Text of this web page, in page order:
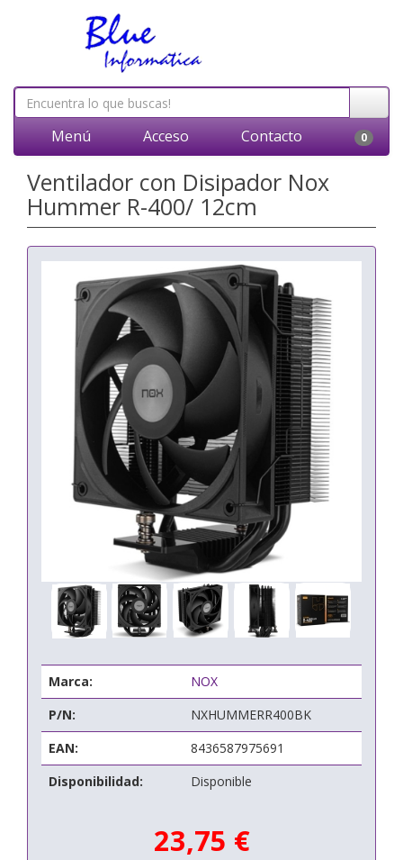
Menú Acceso Contacto 0
Ventilador con Disipador Nox
Hummer R-400/ 12cm
Marca:
NOX
P/N:
NXHUMMERR400BK
EAN:
8436587975691
Disponibilidad:
Disponible
23,75 €